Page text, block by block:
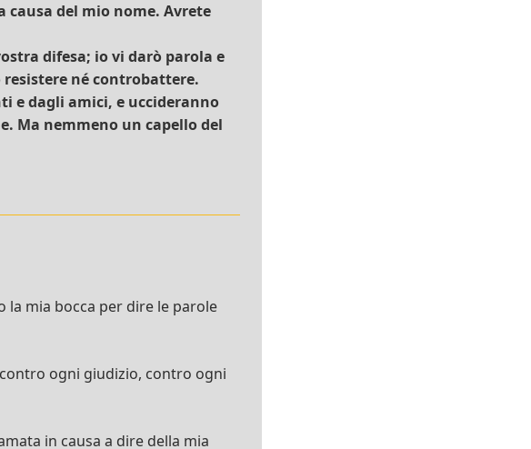
del mio nome. Avrete
difesa; io vi darò parola e
né controbattere.
e dagli amici, e uccideranno
Ma nemmeno un capello del
la mia bocca per dire le parole
ogni giudizio, contro ogni
in causa a dire della mia